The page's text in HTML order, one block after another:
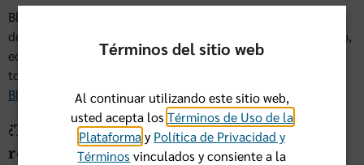
Blue365®
descuentos durante todo el año en membresías de gimnasio,
equipo de fitness, lentes, comida saludable, viajes, y más —
todo sin costo adicional. ¡Comienza a ahorrar hoy visitando
Blue365deals.com!
¿Tiene Florida Blue algún programa de
recompensas?
Términos del sitio web
Al continuar utilizando este sitio web,
usted acepta los Términos de Uso de la
Plataformay Política de Privacidad y
Términos vinculados y consiente a la